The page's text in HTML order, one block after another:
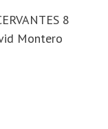
8
Montero